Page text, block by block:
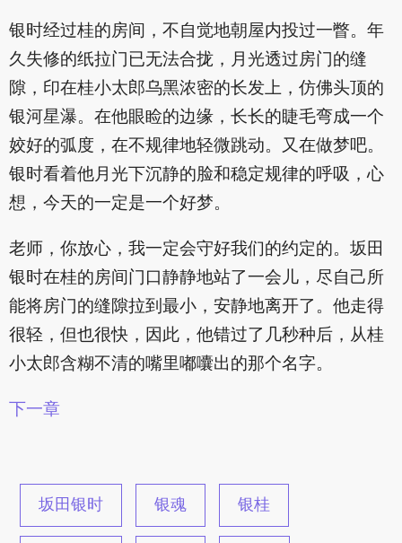
银时经过桂的房间，不自觉地朝屋内投过一瞥。年
久失修的纸拉门已无法合拢，月光透过房门的缝
隙，印在桂小太郎乌黑浓密的长发上，仿佛头顶的
银河星瀑。在他眼睑的边缘，长长的睫毛弯成一个
姣好的弧度，在不规律地轻微跳动。又在做梦吧。
银时看着他月光下沉静的脸和稳定规律的呼吸，心
想，今天的一定是一个好梦。
老师，你放心，我一定会守好我们的约定的。坂田
银时在桂的房间门口静静地站了一会儿，尽自己所
能将房门的缝隙拉到最小，安静地离开了。他走得
很轻，但也很快，因此，他错过了几秒种后，从桂
小太郎含糊不清的嘴里嘟囔出的那个名字。
下一章
坂田银时 银魂 银桂